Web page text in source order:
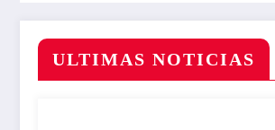
ULTIMAS NOTICIAS